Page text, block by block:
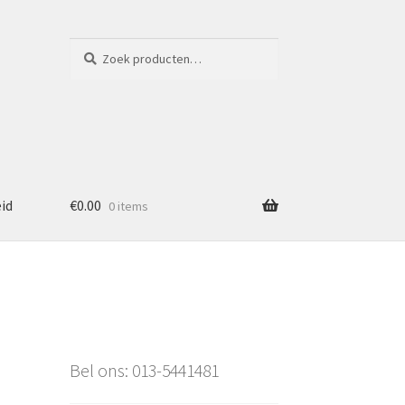
naar:
€0.00 0 items
Bel ons: 013-5441481